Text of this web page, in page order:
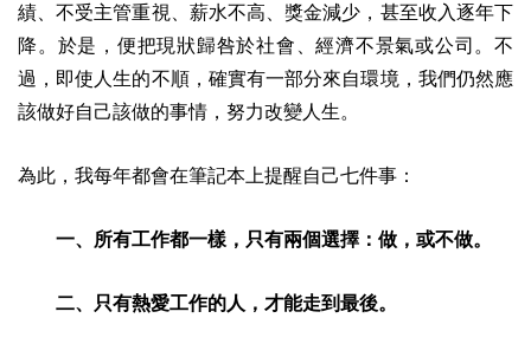
績、不受主管重視、薪水不高、獎金減少，甚至收入逐年下
降。於是，便把現狀歸咎於社會、經濟不景氣或公司。不
過，即使人生的不順，確實有一部分來自環境，我們仍然應
該做好自己該做的事情，努力改變人生。
為此，我每年都會在筆記本上提醒自己七件事：
一、所有工作都一樣，只有兩個選擇：做，或不做。
二、只有熱愛工作的人，才能走到最後。